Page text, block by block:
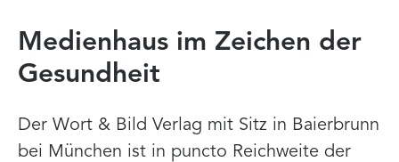
Medienhaus im Zeichen der
Gesundheit
Der Wort & Bild Verlag mit Sitz in Baierbrunn
bei München ist in puncto Reichweite der